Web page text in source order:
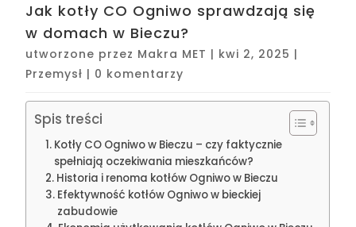
Jak kotły CO Ogniwo sprawdzają się
w domach w Bieczu?
utworzone przez Makra MET | kwi 2, 2025 |
Przemysł | 0 komentarzy
Spis treści
Kotły CO Ogniwo w Bieczu – czy faktycznie
spełniają oczekiwania mieszkańców?
Historia i renoma kotłów Ogniwo w Bieczu
Efektywność kotłów Ogniwo w bieckiej
zabudowie